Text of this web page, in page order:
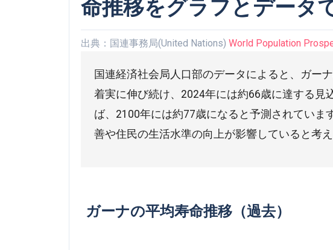
命推移をグラフとデータ
出典：国連事務局(United Nations)World Population
国連経済社会局人口部のデータによると、ガー
着実に伸び続け、2024年には約66歳に達する見
ば、2100年には約77歳になると予測されていま
善や住民の生活水準の向上が影響していると考え
ガーナの平均寿命推移（過去）